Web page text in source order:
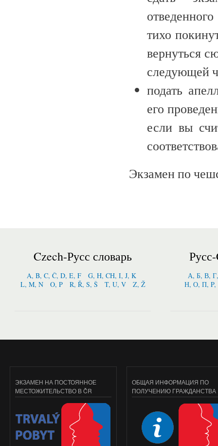
тихо
вернуться
следующей
подать
его
если вы
Экзамен по
Czech-Русс словарь
A, B, C, Č, D, E, F
G, H, CH, I, J, K
L, M, N
O, P R, Ř, S, Š T, U, V Z, Ž
А, Б, В,
Н, О, П,
ЭКЗАМЕН НА ПОСТОЯННОЕ
МЕСТОЖИТЕЛЬСТВО В ČR
ОБЩАЯ ИНФОРМАЦИЯ ПО
ПОЛУЧЕНИЮ ГРАЖДАНСТВА